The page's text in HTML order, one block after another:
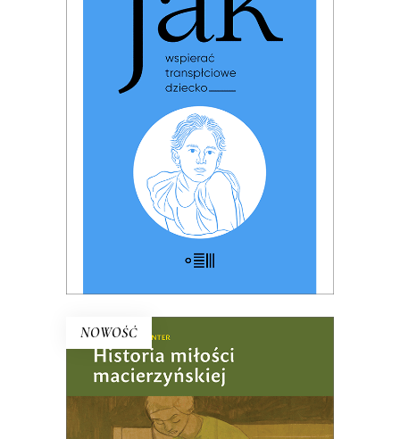
JAK WSPIERAĆ
TRANSPŁCIOWE DZIECKO
(ebook)
PREMIERA: 17 listopada 2025
49.99zł 25.00
KSIĄŻKA DO KOSZYKA
NOWOŚĆ